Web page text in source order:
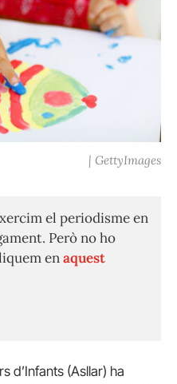
| GettyImages
el periodisme en
Però no ho
enaquest
d’Infants (Asllar) ha